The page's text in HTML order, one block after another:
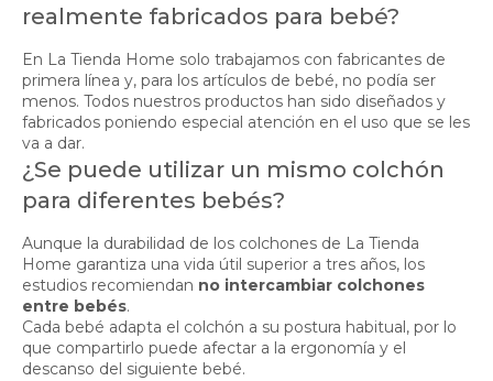
realmente fabricados para bebé?
En La Tienda Home solo trabajamos con fabricantes de
primera línea y, para los artículos de bebé, no podía ser
menos. Todos nuestros productos han sido diseñados y
fabricados poniendo especial atención en el uso que se les
va a dar.
¿Se puede utilizar un mismo colchón
para diferentes bebés?
Aunque la durabilidad de los colchones de La Tienda
Home garantiza una vida útil superior a tres años, los
estudios recomiendan no intercambiar colchones
entre bebés.
Cada bebé adapta el colchón a su postura habitual, por lo
que compartirlo puede afectar a la ergonomía y el
descanso del siguiente bebé.